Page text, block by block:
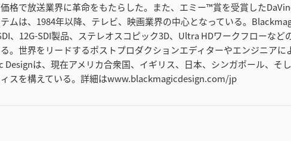
格で放送業界に革命をもたらした。また、エミー™賞を受賞した
ムは、1984年以降、テレビ、映画業界の中心となっている。
、12G-SDI製品、ステレオスコピック3D、Ultra HDワークフローなど
。世界をリードするポストプロダクションエディターやエンジニアに
Designは、現在アメリカ合衆国、イギリス、日本、シンガポール、そ
ィスを構えている。詳細はwww.blackmagicdesign.com/jp